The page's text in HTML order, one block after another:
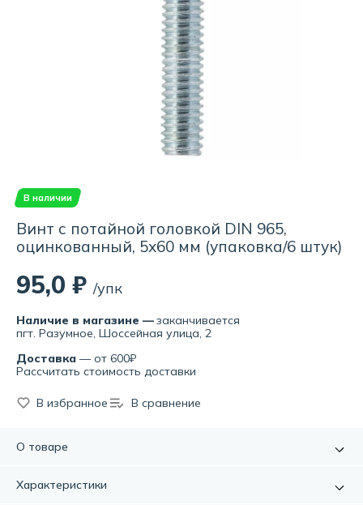
В наличии
Винт с потайной головкой DIN 965,
оцинкованный, 5х60 мм (упаковка/6 штук)
95,0 ₽ /упк
Наличие в магазине —заканчивается
пгт. Разумное, Шоссейная улица, 2
Доставка — от 600₽
Рассчитать стоимость доставки
В избранное В сравнение
О товаре
пластиковых или деревянных объектов на различных
Характеристики